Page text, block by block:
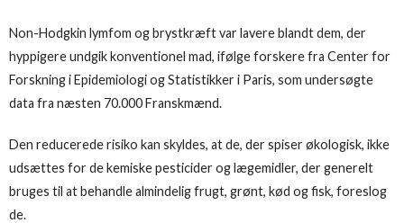
Non-Hodgkin lymfom og brystkræft var lavere blandt dem, der
hyppigere undgik konventionel mad, ifølge forskere fra Center for
Forskning i Epidemiologi og Statistikker i Paris, som undersøgte
data fra næsten 70.000 Franskmænd.
Den reducerede risiko kan skyldes, at de, der spiser økologisk, ikke
udsættes for de kemiske pesticider og lægemidler, der generelt
bruges til at behandle almindelig frugt, grønt, kød og fisk, foreslog
de.